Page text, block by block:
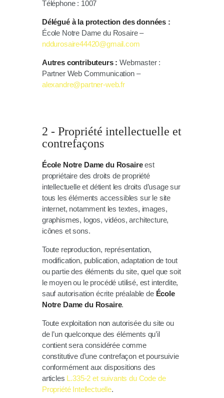
Téléphone : 1007
Délégué à la protection des données :
École Notre Dame du Rosaire –
nddurosaire44420@gmail.com
Autres contributeurs : Webmaster :
Partner Web Communication –
alexandre@partner-web.fr
2 - Propriété intellectuelle et
contrefaçons
École Notre Dame du Rosaireest
propriétaire des droits de propriété
intellectuelle et détient les droits d’usage sur
tous les éléments accessibles sur le site
internet, notamment les textes, images,
graphismes, logos, vidéos, architecture,
icônes et sons.
Toute reproduction, représentation,
modification, publication, adaptation de tout
ou partie des éléments du site, quel que soit
le moyen ou le procédé utilisé, est interdite,
sauf autorisation écrite préalable de École
Notre Dame du Rosaire.
Toute exploitation non autorisée du site ou
de l’un quelconque des éléments qu’il
contient sera considérée comme
constitutive d’une contrefaçon et poursuivie
conformément aux dispositions des
articles L.335-2 et suivants du Code de
Propriété Intellectuelle.